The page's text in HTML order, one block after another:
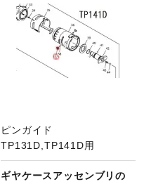
ピンガイド
TP131D,TP141D用
ギヤケースアッセンブリの